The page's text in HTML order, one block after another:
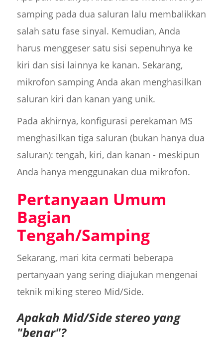
samping pada dua saluran lalu membalikkan
salah satu fase sinyal. Kemudian, Anda
harus menggeser satu sisi sepenuhnya ke
kiri dan sisi lainnya ke kanan. Sekarang,
mikrofon samping Anda akan menghasilkan
saluran kiri dan kanan yang unik.
Pada akhirnya, konfigurasi perekaman MS
menghasilkan tiga saluran (bukan hanya dua
saluran): tengah, kiri, dan kanan - meskipun
Anda hanya menggunakan dua mikrofon.
Pertanyaan Umum
Bagian
Tengah/Samping
Sekarang, mari kita cermati beberapa
pertanyaan yang sering diajukan mengenai
teknik miking stereo Mid/Side.
Apakah Mid/Side stereo yang
"benar"?